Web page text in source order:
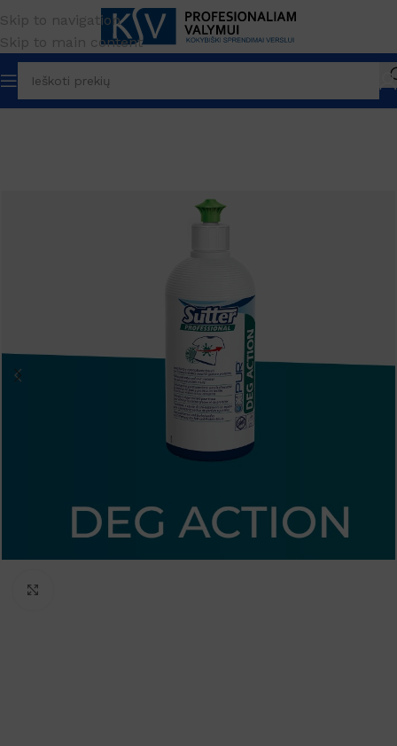
Skip to navigation
Skip to main content
PREKĖS ŽENKLAS Dėmių valymui